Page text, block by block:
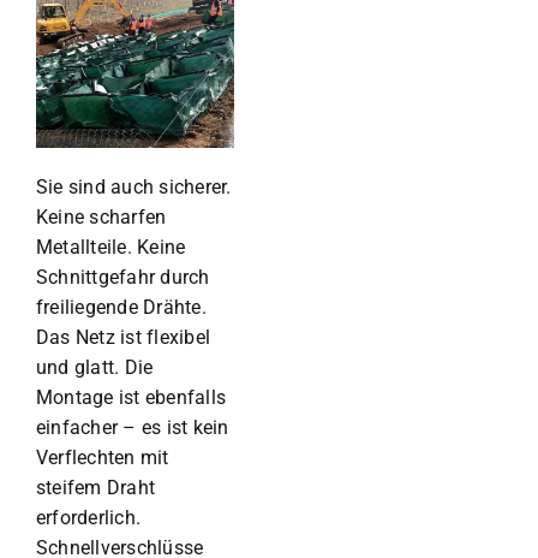
Sie sind auch sicherer.
Keine scharfen
Metallteile. Keine
Schnittgefahr durch
freiliegende Drähte.
Das Netz ist flexibel
und glatt. Die
Montage ist ebenfalls
einfacher – es ist kein
Verflechten mit
steifem Draht
erforderlich.
Schnellverschlüsse